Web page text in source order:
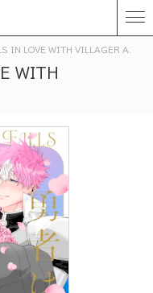
IN LOVE WITH VILLAGER A.
WITH